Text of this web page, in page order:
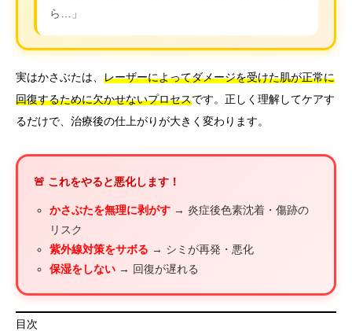
ら…」
実はかさぶたは、 レーザーによってダメージを受けた肌が正常に
回復するために欠かせないプロセスです。正しく理解してケアす
るだけで、治療後の仕上がりが大きく変わります。
🚨 これをやると悪化します！
かさぶたを無理に剥がす → 炎症後色素沈着・傷跡の
リスク
紫外線対策をサボる → シミが再発・悪化
保湿をしない → 回復が遅れる
目次